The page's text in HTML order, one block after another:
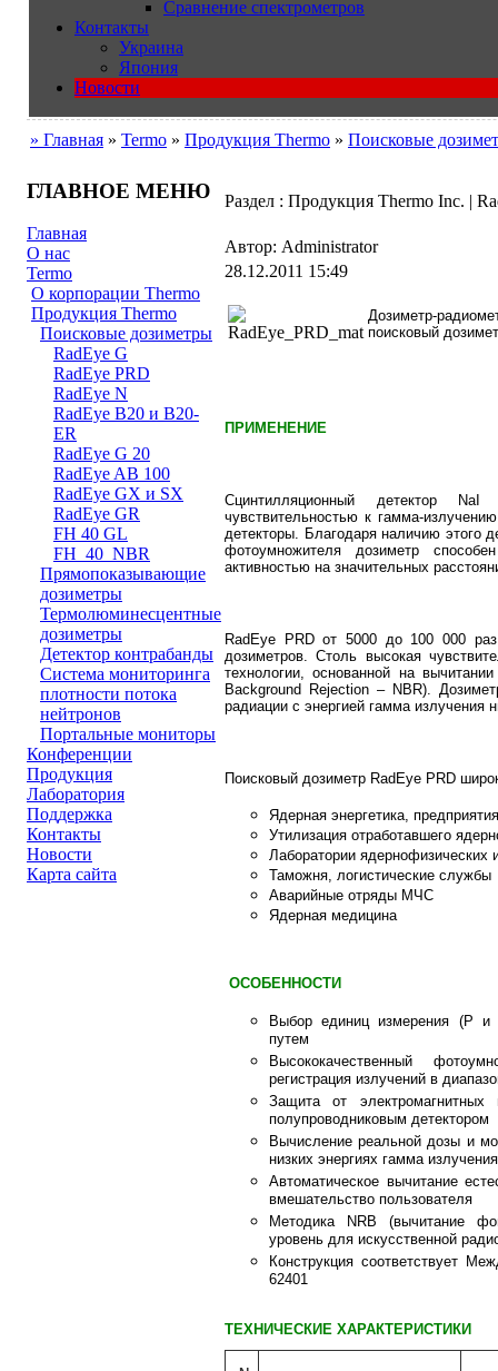
Сравнение спектрометров
Контакты
Украина
Япония
Новости
» Главная » Termo » Продукция Thermo » Поисковые
ГЛАВНОЕ МЕНЮ
Главная
О нас
Termo
О корпорации Thermo
Продукция Thermo
Поисковые дозиметры
RadEye G
RadEye PRD
RadEye N
RadEye B20 и B20-
ER
RadEye G 20
RadEye AB 100
RadEye GX и SX
RadEye GR
FH 40 GL
FH_40_NBR
Прямопоказывающие
дозиметры
Термолюминесцентные
дозиметры
Детектор контрабанды
Система мониторинга
плотности потока
нейтронов
Портальные мониторы
Конференции
Продукция
Лаборатория
Поддержка
Контакты
Новости
Карта сайта
Раздел : Продукция Thermo Inc. |
Автор: Administrator
28.12.2011 15:49
Дозиметр-
поисковый
ПРИМЕНЕНИЕ
Сцинтилляционный детектор
чувствительностью к гамма-
детекторы. Благодаря наличию этого
фотоумножителя дозиметр
активностью на значительных
RadEye PRD от 5000 до 100 000 раз
дозиметров. Столь высокая
технологии, основанной на
Background Rejection – NBR).
радиации с энергией гамма излучения
Поисковый дозиметр RadEye PRD
Ядерная энергетика,
Утилизация отработавшего
Лаборатории ядернофизических
Таможня, логистические службы
Аварийные отряды МЧС
Ядерная медицина
ОСОБЕННОСТИ
Выбор единиц измерения (Р
путем
Высококачественный
регистрация излучений в
Защита от
полупроводниковым детектором
Вычисление реальной дозы и
низких энергиях гамма излучения
Автоматическое вычитание
вмешательство пользователя
Методика NRB (вычитание
уровень для искусственной
Конструкция соответствует
62401
ТЕХНИЧЕСКИЕ ХАРАКТЕРИСТИКИ